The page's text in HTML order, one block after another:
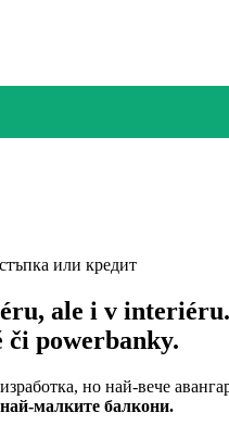
или кредит
ale i v
powerbanky.
но най-вече
малките балкони.